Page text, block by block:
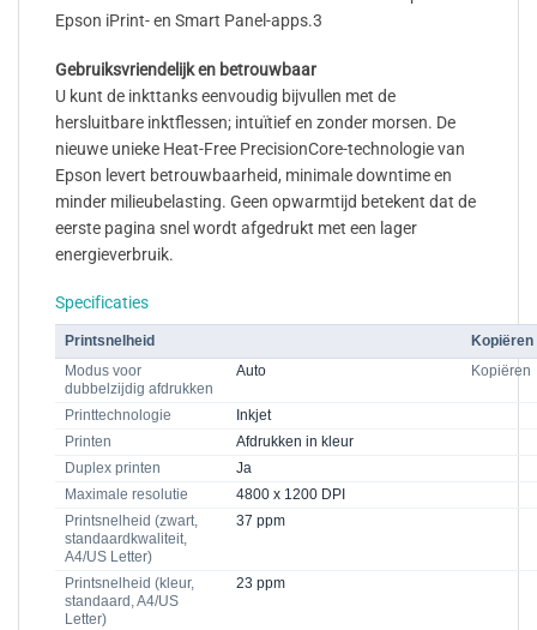
Epson iPrint- en Smart Panel-apps.3
Gebruiksvriendelijk en betrouwbaar
U kunt de inkttanks eenvoudig bijvullen met de
hersluitbare inktflessen; intuïtief en zonder morsen. De
nieuwe unieke Heat-Free PrecisionCore-technologie van
Epson levert betrouwbaarheid, minimale downtime en
minder milieubelasting. Geen opwarmtijd betekent dat de
eerste pagina snel wordt afgedrukt met een lager
energieverbruik.
Specificaties
Printsnelheid
Kopiëren
Modus voor
dubbelzijdig afdrukken
Auto Kopiëren
Printtechnologie
Inkjet
Printen
Afdrukken in kleur
Duplex printen
Ja
Maximale resolutie
4800 x 1200 DPI
Printsnelheid (zwart,
standaardkwaliteit,
A4/US Letter)
37 ppm
Printsnelheid (kleur,
standaard, A4/US
Letter)
23 ppm